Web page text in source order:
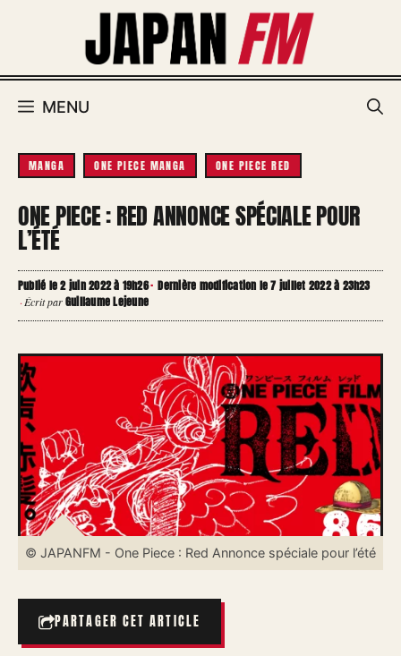
MENU
MANGA ONE PIECE MANGA ONE PIECE RED
ONE PIECE : RED ANNONCE SPÉCIALE POUR
L’ÉTÉ
Publié le 2 juin 2022 à 19h26· Dernière modification le 7 juillet 2022 à 23h23
·Écrit parGuillaume Lejeune
© JAPANFM - One Piece : Red Annonce spéciale pour l’été
PARTAGER CET ARTICLE